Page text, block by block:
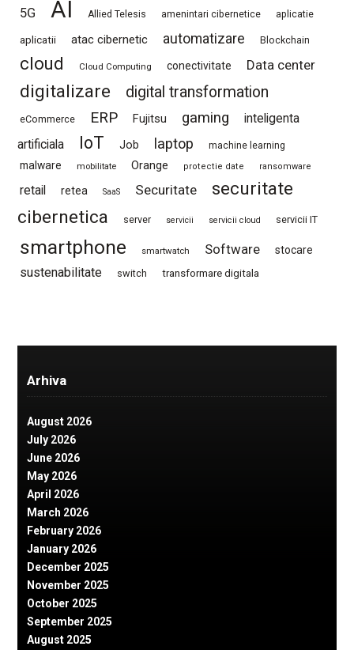
5G AI Allied Telesis amenintari cibernetice aplicatie
aplicatii atac cibernetic automatizare Blockchain
cloud Cloud Computing conectivitate Data center
digitalizare digital transformation
eCommerce ERP Fujitsu gaming
inteligenta
artificiala
IoT Job laptop machine learning
malware mobilitate Orange protectie date ransomware
retail retea SaaS Securitate
securitate
cibernetica
server servicii servicii cloud servicii IT
smartphone smartwatch Software stocare
sustenabilitate switch transformare digitala
Arhiva
August 2026
July 2026
June 2026
May 2026
April 2026
March 2026
February 2026
January 2026
December 2025
November 2025
October 2025
September 2025
August 2025